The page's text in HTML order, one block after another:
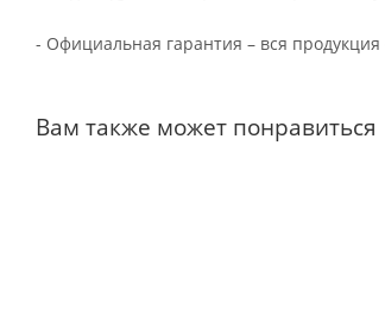
- Официальная гарантия – вся
Вам также может понравиться